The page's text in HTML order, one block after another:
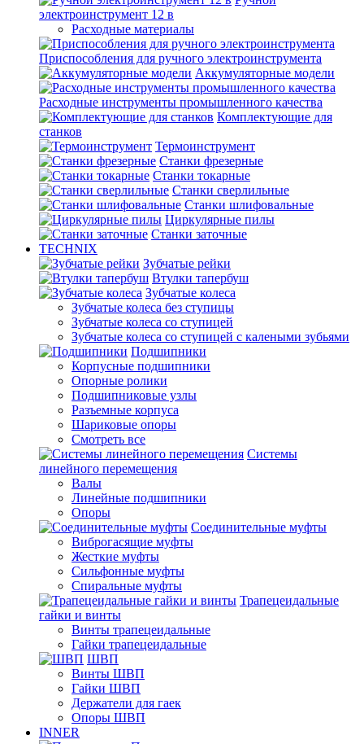
электроинструмент 12 в
Расходные материалы
Приспособления для ручного электроинструмента
Аккумуляторные модели
Расходные инструменты промышленного качества
Комплектующие для
станков
Термоинструмент
Станки фрезерные
Станки токарные
Станки сверлильные
Станки шлифовальные
Циркулярные пилы
Станки заточные
TECHNIX
Зубчатые рейки
Втулки тапербуш
Зубчатые колеса
Зубчатые колеса без ступицы
Зубчатые колеса со ступицей
Зубчатые колеса со ступицей с калеными зубьями
Подшипники
Корпусные подшипники
Опорные ролики
Подшипниковые узлы
Разъемные корпуса
Шариковые опоры
Смотреть все
Системы
линейного перемещения
Валы
Линейные подшипники
Опоры
Соединительные муфты
Виброгасящие муфты
Жесткие муфты
Сильфонные муфты
Спиральные муфты
Трапецеидальные
гайки и винты
Винты трапецеидальные
Гайки трапецеидальные
ШВП
Винты ШВП
Гайки ШВП
Держатели для гаек
Опоры ШВП
INNER